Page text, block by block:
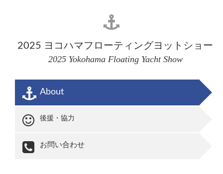
2025 ヨコハマフローティング ヨットショー
2025 Yokohama Floating Yacht Show
About
後援・協力
お問い合わせ